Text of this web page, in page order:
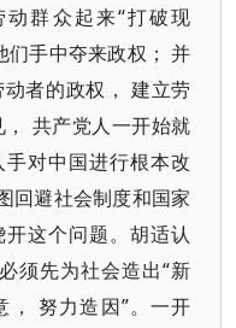
群众起来“打破现
们手中夺来政权； 并
者的政权， 建立劳
共产党人一开始就
对中国进行根本改
回避社会制度和国家
这个问题。胡适认
须先为社会造出“新
， 努力造因”。一开